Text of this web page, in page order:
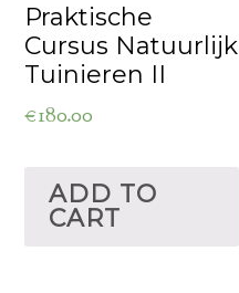
Praktische
Cursus Natuurlijk
Tuinieren II
€180.00
ADD TO
CART